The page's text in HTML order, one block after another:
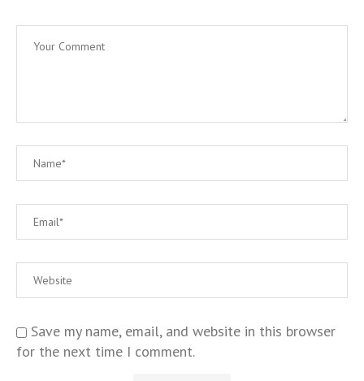
Save my name, email, and website in this browser
for the next time I comment.